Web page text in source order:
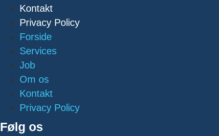
Kontakt
Privacy Policy
Forside
Services
Job
Om os
Kontakt
Privacy Policy
Følg os